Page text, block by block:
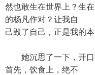
然也敢生在世界上？生
的杨凡作对？让我自
己毁了自己，正是我的本
她沉思了一下，开口
首先，饮食上，绝不